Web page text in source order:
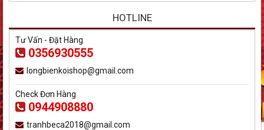
HOTLINE
Tư Vấn - Đặt Hàng
0356930555
longbienkoishop@gmail.com
Check Đơn Hàng
0944908880
tranhbeca2018@gmail.com